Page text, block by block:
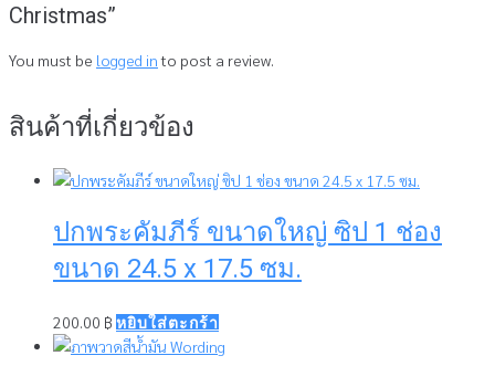
Christmas”
You must be logged into post a review.
สินค้าที่เกี่ยวข้อง
ปกพระคัมภีร์ ขนาดใหญ่ ซิป 1 ช่อง
ขนาด 24.5 x 17.5 ซม.
200.00 ฿ หยิบใส่ตะกร้า